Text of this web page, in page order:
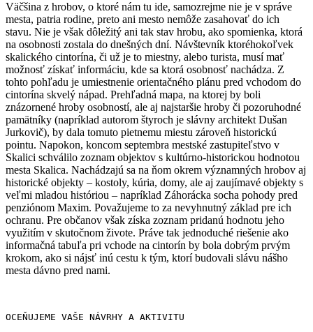
Väčšina z hrobov, o ktoré nám tu ide, samozrejme nie je v správe
mesta, patria rodine, preto ani mesto nemôže zasahovať do ich
stavu. Nie je však dôležitý ani tak stav hrobu, ako spomienka, ktorá
na osobnosti zostala do dnešných dní. Návštevník ktoréhokoľvek
skalického cintorína, či už je to miestny, alebo turista, musí mať
možnosť získať informáciu, kde sa ktorá osobnosť nachádza. Z
tohto pohľadu je umiestnenie orientačného plánu pred vchodom do
cintorína skvelý nápad. Prehľadná mapa, na ktorej by boli
znázornené hroby osobností, ale aj najstaršie hroby či pozoruhodné
pamätníky (napríklad autorom štyroch je slávny architekt Dušan
Jurkovič), by dala tomuto pietnemu miestu zároveň historickú
pointu. Napokon, koncom septembra mestské zastupiteľstvo v
Skalici schválilo zoznam objektov s kultúrno-historickou hodnotou
mesta Skalica. Nachádzajú sa na ňom okrem významných hrobov aj
historické objekty – kostoly, kúria, domy, ale aj zaujímavé objekty s
veľmi mladou históriou – napríklad Záhorácka socha pohody pred
penziónom Maxim. Považujeme to za nevyhnutný základ pre ich
ochranu. Pre občanov však získa zoznam pridanú hodnotu jeho
využitím v skutočnom živote. Práve tak jednoduché riešenie ako
informačná tabuľa pri vchode na cintorín by bola dobrým prvým
krokom, ako si nájsť inú cestu k tým, ktorí budovali slávu nášho
mesta dávno pred nami.
OCEŇUJEME VAŠE NÁVRHY A AKTIVITU